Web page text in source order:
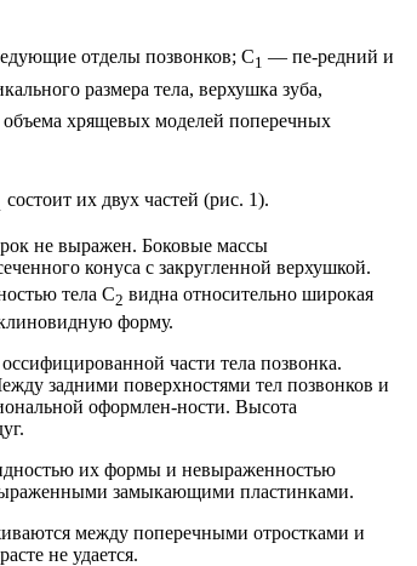
отделы позвонков; С1 — пе-редний и
размера тела, верхушка зуба,
объема хрящевых моделей поперечных
состоит их двух частей (рис. 1).
не выражен. Боковые массы
конуса с закругленной верхушкой.
тела С2 видна относительно широкая
форму.
части тела позвонка.
задними поверхностями тел позвонков и
оформлен-ности. Высота
их формы и невыраженностью
замыкающими пластинками.
между поперечными отростками и
не удается.